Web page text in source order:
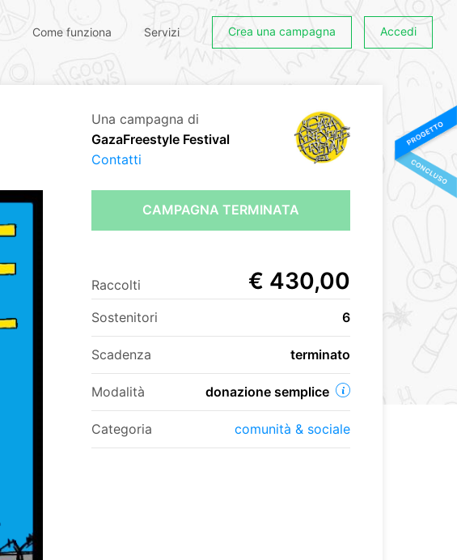
Come funziona Servizi Crea una campagna Accedi
Una campagna di
GazaFreestyle Festival
Contatti
CAMPAGNA TERMINATA
Raccolti € 430,00
Sostenitori 6
Scadenza terminato
Modalità donazione semplice
Categoria comunità & sociale